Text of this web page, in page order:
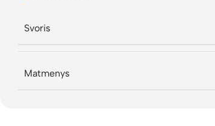
Svoris
Matmenys